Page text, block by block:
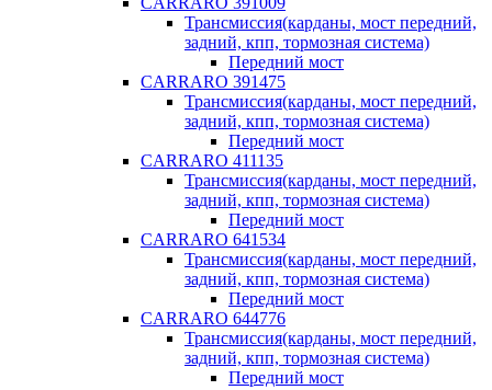
Трансмиссия(карданы, мост передний,
задний, кпп, тормозная система)
Передний мост
CARRARO 391475
Трансмиссия(карданы, мост передний,
задний, кпп, тормозная система)
Передний мост
CARRARO 411135
Трансмиссия(карданы, мост передний,
задний, кпп, тормозная система)
Передний мост
CARRARO 641534
Трансмиссия(карданы, мост передний,
задний, кпп, тормозная система)
Передний мост
CARRARO 644776
Трансмиссия(карданы, мост передний,
задний, кпп, тормозная система)
Передний мост